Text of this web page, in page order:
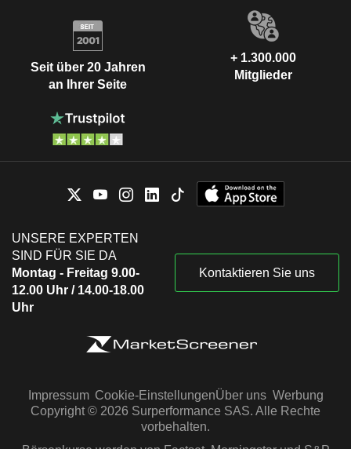
Seit über 20 Jahren
an Ihrer Seite
+ 1.300.000
Mitglieder
UNSERE EXPERTEN
SIND FÜR SIE DA
Montag - Freitag 9.00-
12.00 Uhr / 14.00-18.00
Uhr
Kontaktieren Sie uns
Impressum Cookie-EinstellungenÜber uns Werbung
Copyright © 2026 Surperformance SAS. Alle Rechte
vorbehalten.